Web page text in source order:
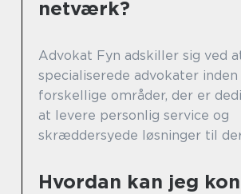
netværk?
Advokat Fyn adskiller sig ved
specialiserede advokater
forskellige områder, der er
at levere personlig service og
skræddersyede løsninger til
Hvordan kan jeg